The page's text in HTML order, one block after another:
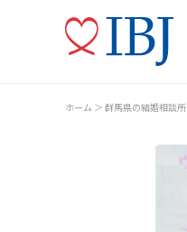
ホーム 群馬県の結婚相談所